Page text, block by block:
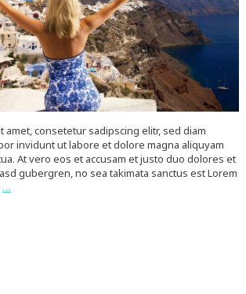
amet, consetetur sadipscing elitr, sed diam
invidunt ut labore et dolore magna aliquyam
At vero eos et accusam et justo duo dolores et
gubergren, no sea takimata sanctus est Lorem
…